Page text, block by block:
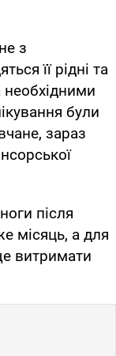
з
її рідні та
необхідними
були
зараз
після
місяць, а для
витримати